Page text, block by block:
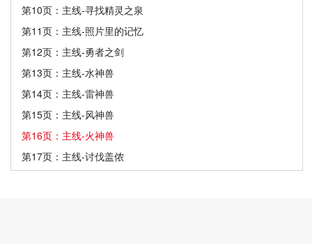
第10页：主线-寻找精灵之泉
第11页：主线-照片里的记忆
第12页：主线-勇者之剑
第13页：主线-水神兽
第14页：主线-雷神兽
第15页：主线-风神兽
第16页：主线-火神兽
第17页：主线-讨伐盖侬